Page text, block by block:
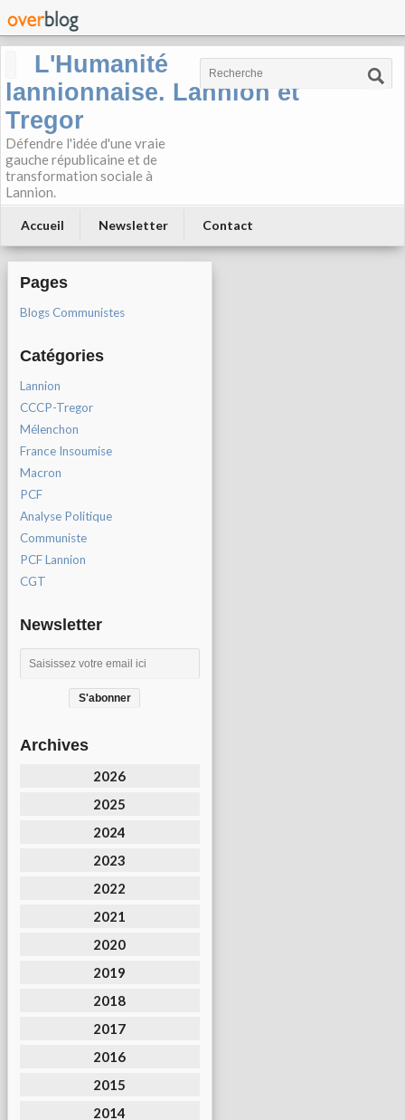
L'Humanité
lannionnaise. Lannion et
Tregor
Défendre l'idée d'une vraie
gauche républicaine et de
transformation sociale à
Lannion.
Accueil Newsletter Contact
Pages
Blogs Communistes
Catégories
Lannion
CCCP-Tregor
Mélenchon
France Insoumise
Macron
PCF
Analyse Politique
Communiste
PCF Lannion
CGT
Newsletter
Archives
2026
2025
2024
2023
2022
2021
2020
2019
2018
2017
2016
2015
2014